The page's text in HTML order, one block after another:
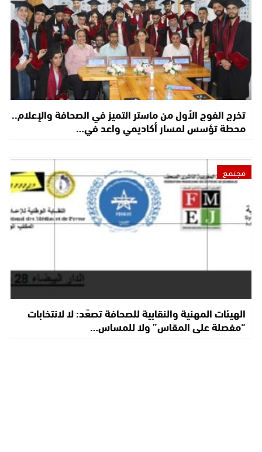
تخرج الفوج الأول من ماستر التميز في الصحافة والإعلام..
محطة تؤسس لمسار أكاديمي واعد في…
مجتمع
الهيئات المهنية والنقابية للصحافة تصعّد: لا لانتخابات
“مفصلة على المقاس” ولا للمساس…